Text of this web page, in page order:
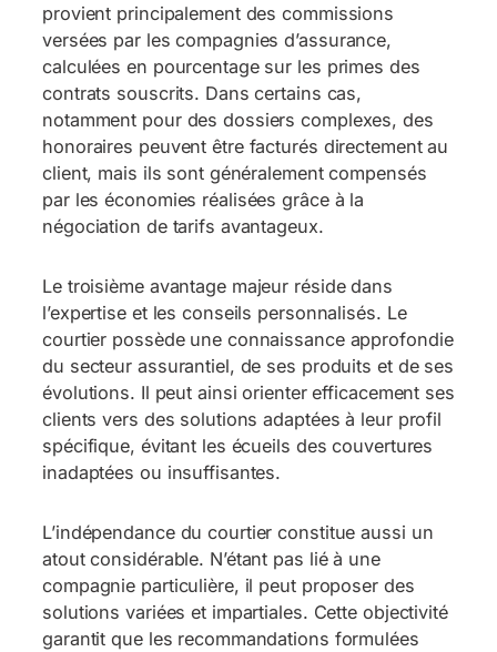
provient principalement des commissions
versées par les compagnies d’assurance,
calculées en pourcentage sur les primes des
contrats souscrits. Dans certains cas,
notamment pour des dossiers complexes, des
honoraires peuvent être facturés directement au
client, mais ils sont généralement compensés
par les économies réalisées grâce à la
négociation de tarifs avantageux.
Le troisième avantage majeur réside dans
l’expertise et les conseils personnalisés. Le
courtier possède une connaissance approfondie
du secteur assurantiel, de ses produits et de ses
évolutions. Il peut ainsi orienter efficacement ses
clients vers des solutions adaptées à leur profil
spécifique, évitant les écueils des couvertures
inadaptées ou insuffisantes.
L’indépendance du courtier constitue aussi un
atout considérable. N’étant pas lié à une
compagnie particulière, il peut proposer des
solutions variées et impartiales. Cette objectivité
garantit que les recommandations formulées